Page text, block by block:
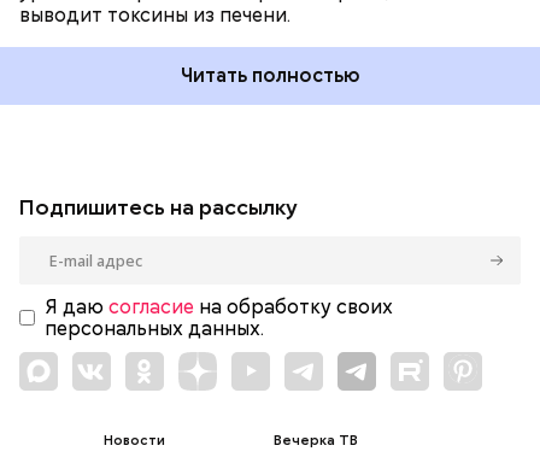
выводит токсины из печени.
Читать полностью
Подпишитесь на рассылку
Я даю согласие на обработку своих
персональных данных.
Новости
Вечерка ТВ